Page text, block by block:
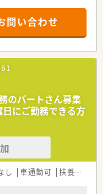
い社風が特徴です♪
って業務に取り組まれ
フバランスが整います
て自分で考えて行動す
す◎
利です♪
1～2名体制で対応して
問い合わせ
のパートさん募集
にご勤務できる方
し 車通勤可 扶養内勤務OK